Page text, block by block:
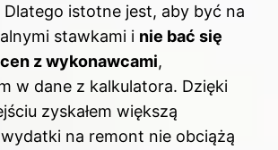
istotne jest, aby być na
stawkami i nie bać się
z wykonawcami,
w dane z kalkulatora. Dzięki
zyskałem większą
na remont nie obciążą